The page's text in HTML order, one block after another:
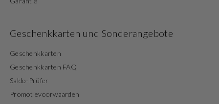
Geschenkkarten und Sonderangebote
Geschenkkarten
Geschenkkarten FAQ
Saldo-Prüfer
Promotievoorwaarden